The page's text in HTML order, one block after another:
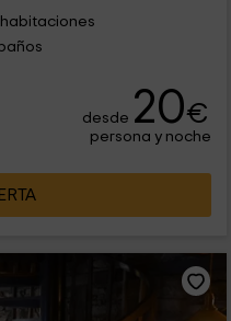
habitaciones
desde 20€
persona y noche